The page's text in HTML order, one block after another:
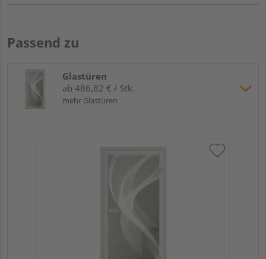
Passend zu
Glastüren
ab 486,82 € / Stk.
mehr Glastüren